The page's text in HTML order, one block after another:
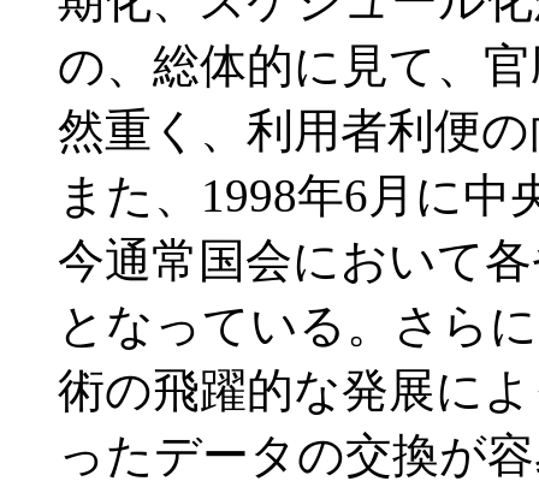
の、総体的に見て、
然重く、利用者利便
また、1998年6月に
今通常国会において
となっている。さら
術の飛躍的な発展に
ったデータの交換が